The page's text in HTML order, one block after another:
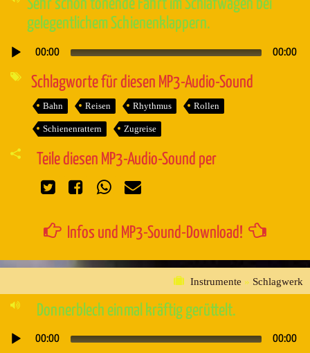
Sehr schön tönende Fahrt im Schlafwagen bei
gelegentlichem Schienenklappern.
Audio-
00:00 00:00
Schlagworte für diesen MP3-Audio-Sound
Bahn Reisen Rhythmus Rollen
Schienenrattern Zugreise
Teile diesen MP3-Audio-Sound per
Infos und MP3-Sound-Download!
Instrumente » Schlagwerk
Donnerblech einmal kräftig gerüttelt.
Audio-
00:00 00:00